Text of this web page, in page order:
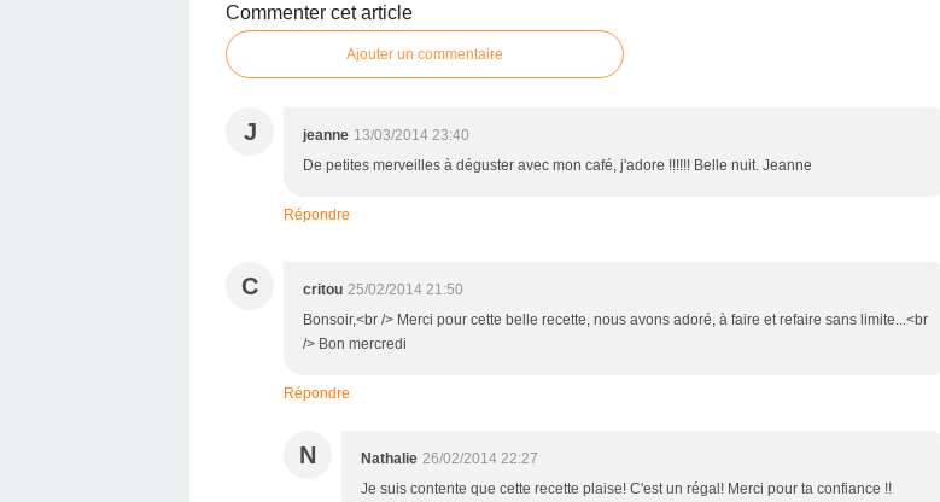
Commenter cet article
Ajouter un commentaire
J jeanne 13/03/2014 23:40
De petites merveilles à déguster avec mon café, j'adore !!!!!! Belle nuit. Jeanne
Répondre
C critou 25/02/2014 21:50
Bonsoir,<br /> Merci pour cette belle recette, nous avons adoré, à faire et refaire sans limite...<br
/> Bon mercredi
Répondre
N Nathalie 26/02/2014 22:27
Je suis contente que cette recette plaise! C'est un régal! Merci pour ta confiance !!